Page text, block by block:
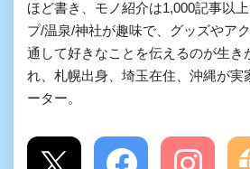
ほど書き、モノ紹介は1,000記事以
プ/温泉/神社が趣味で、グッズやア
通して好きなことを伝えるのが生き
れ、札幌出身、埼玉在住、沖縄が実
ーター。